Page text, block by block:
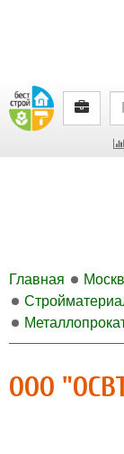
Главная
ООО